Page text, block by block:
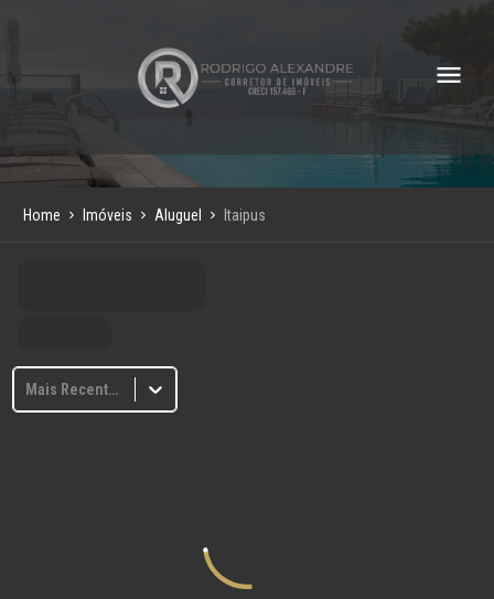
Home Imóveis Aluguel Itaipus
Mais Recentes